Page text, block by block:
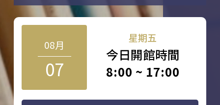
08月
07
星期五
今日開館時間
8:00 ~ 17:00